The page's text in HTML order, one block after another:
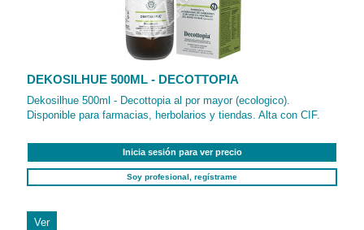
DEKOSILHUE 500ML - DECOTTOPIA
Dekosilhue 500ml - Decottopia al por mayor (ecologico).
Disponible para farmacias, herbolarios y tiendas. Alta con CIF.
Inicia sesión para ver precio
Soy profesional, regístrame
Ver